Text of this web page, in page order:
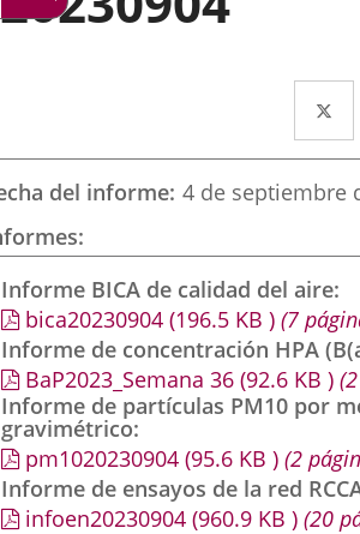
a
del informe 4 de septiembre
Informe BICA de calidad del aire
bica20230904 (196.5 KB ) (7
Informe de concentración HPA
BaP2023_Semana 36 (92.6 KB )
Informe de partículas PM10 por
gravimétrico
pm1020230904 (95.6 KB ) (2
Informe de ensayos de la red
infoen20230904 (960.9 KB ) (20